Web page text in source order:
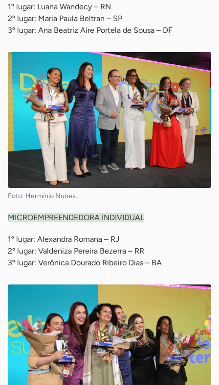
1º lugar: Luana Wandecy – RN
2º lugar: Maria Paula Beltran – SP
3º lugar: Ana Beatriz Aire Portela de Sousa – DF
Foto: Hermínio Nunes.
MICROEMPREENDEDORA INDIVIDUAL
1º lugar: Alexandra Romana – RJ
2º lugar: Valdeniza Pereira Bezerra – RR
3º lugar: Verônica Dourado Ribeiro Dias – BA